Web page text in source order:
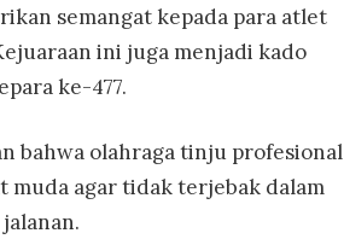
semangat kepada para atlet
ini juga menjadi kado
ke-477.
bahwa olahraga tinju profesional
muda agar tidak terjebak dalam